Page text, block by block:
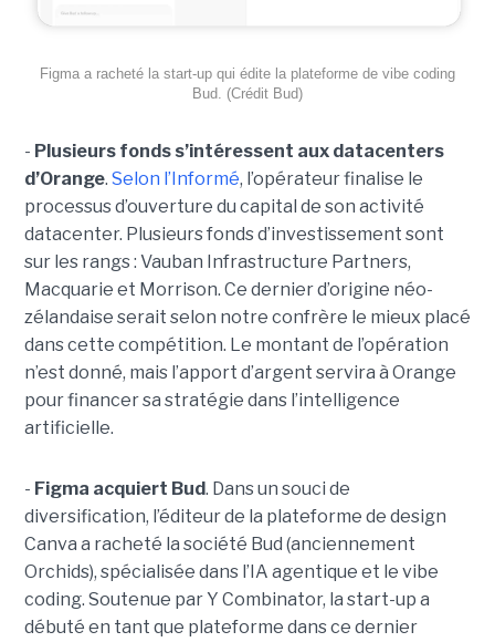
Figma a racheté la start-up qui édite la plateforme de vibe coding
Bud. (Crédit Bud)
- Plusieurs fonds s’intéressent aux datacenters
d’Orange. Selon l’Informé, l’opérateur finalise le
processus d’ouverture du capital de son activité
datacenter. Plusieurs fonds d’investissement sont
sur les rangs : Vauban Infrastructure Partners,
Macquarie et Morrison. Ce dernier d’origine néo-
zélandaise serait selon notre confrère le mieux placé
dans cette compétition. Le montant de l’opération
n’est donné, mais l’apport d’argent servira à Orange
pour financer sa stratégie dans l’intelligence
artificielle.
- Figma acquiert Bud. Dans un souci de
diversification, l’éditeur de la plateforme de design
Canva a racheté la société Bud (anciennement
Orchids), spécialisée dans l’IA agentique et le vibe
coding. Soutenue par Y Combinator, la start-up a
débuté en tant que plateforme dans ce dernier